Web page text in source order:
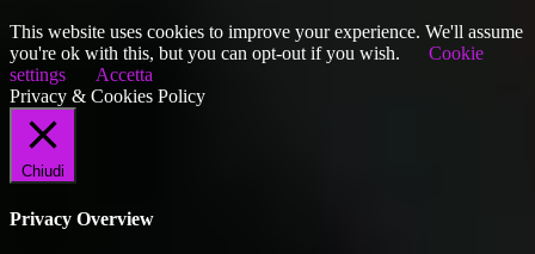
This website uses cookies to improve your experience. We'll assume
you're ok with this, but you can opt-out if you wish.
Cookie
settings
Accetta
Privacy & Cookies Policy
Chiudi
Privacy Overview